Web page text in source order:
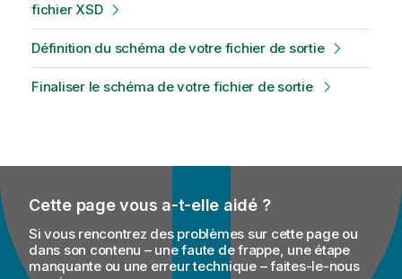
fichier XSD
Définition du schéma de votre fichier de sortie
Finaliser le schéma de votre fichier de sortie
Cette page vous a-t-elle aidé ?
Si vous rencontrez des problèmes sur cette page ou
dans son contenu – une faute de frappe, une étape
manquante ou une erreur technique – faites-le-nous